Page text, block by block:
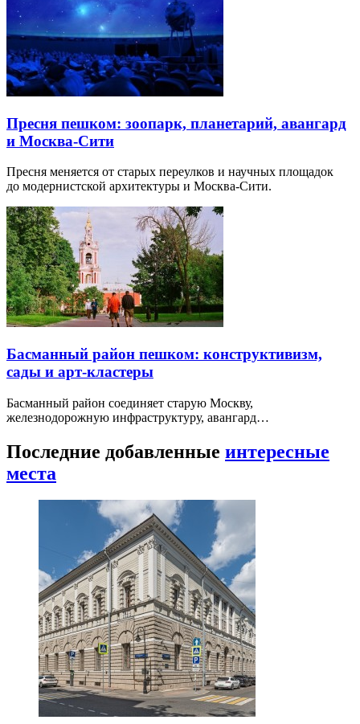
Пресня пешком: зоопарк, планетарий, авангард
и Москва-Сити
Пресня меняется от старых переулков и научных площадок
до модернистской архитектуры и Москва-Сити.
Басманный район пешком: конструктивизм,
сады и арт-кластеры
Басманный район соединяет старую Москву,
железнодорожную инфраструктуру, авангард…
Последние добавленные интересные
места